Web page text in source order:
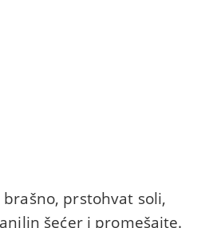
prstohvat soli,
šećer i promešajte.